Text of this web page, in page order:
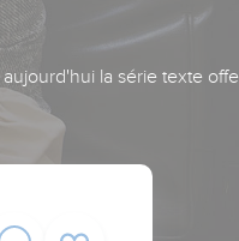
la série texte